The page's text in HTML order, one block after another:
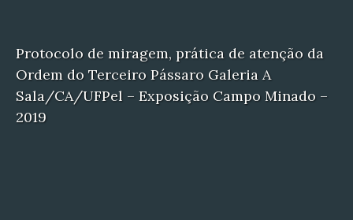
Protocolo de miragem, prática de atenção da
Ordem do Terceiro Pássaro Galeria A
Sala/CA/UFPel – Exposição Campo Minado –
2019